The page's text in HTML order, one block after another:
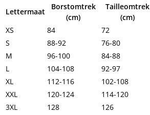
Lettermaat
Borstomtrek
(cm)
Tailleomtrek
(cm)
XS
84 72
S
88-92 76-80
M
96-100 84-88
L
104-108 92-97
XL
112-116 102-108
XXL
120-124 114-120
3XL
128 126